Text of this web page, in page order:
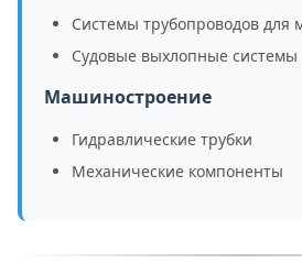
Системы трубопроводов для
Судовые выхлопные системы
Машиностроение
Гидравлические трубки
Механические компоненты